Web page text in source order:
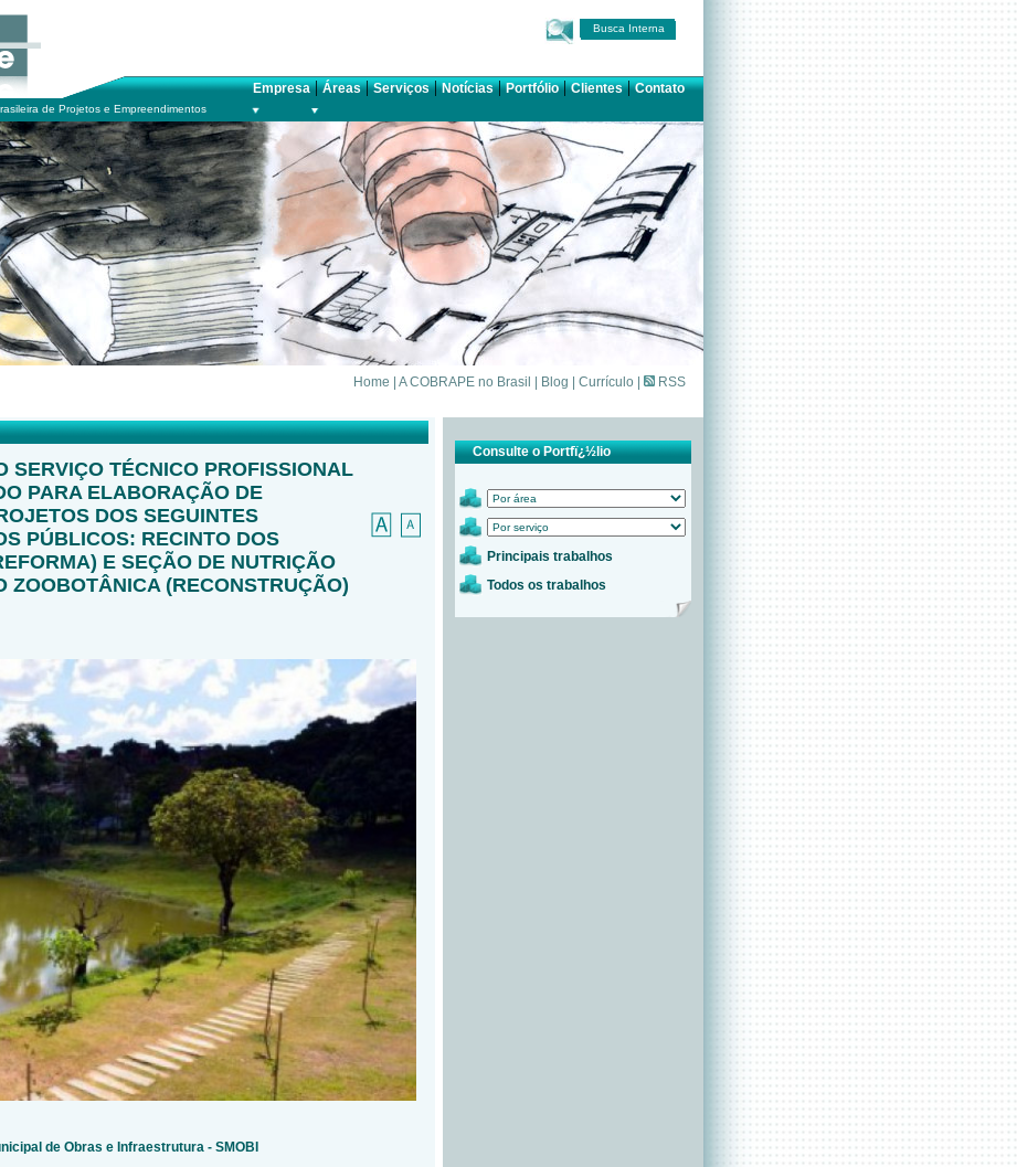
Busca Interna
Empresa|Áreas|Serviços|Notícias|Portfólio|Clientes|Contato
de Projetos e Empreendimentos
Home A COBRAPE no Brasil Blog Currículo RSS
SERVIÇO TÉCNICO PROFISSIONAL
PARA ELABORAÇÃO DE
DOS SEGUINTES
PÚBLICOS: RECINTO DOS
E SEÇÃO DE NUTRIÇÃO
ZOOBOTÂNICA (RECONSTRUÇÃO)
de Obras e Infraestrutura - SMOBI
Consulte o Portfï¿½lio
Principais trabalhos
Todos os trabalhos